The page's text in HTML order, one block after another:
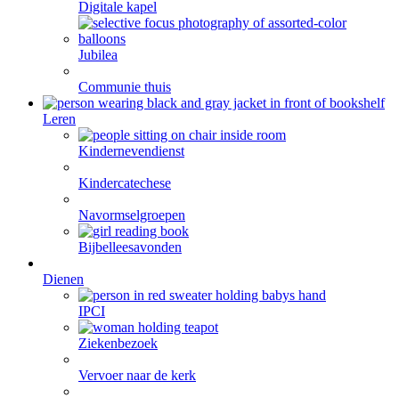
Digitale kapel
Jubilea
Communie thuis
Leren
Kindernevendienst
Kindercatechese
Navormselgroepen
Bijbelleesavonden
Dienen
IPCI
Ziekenbezoek
Vervoer naar de kerk